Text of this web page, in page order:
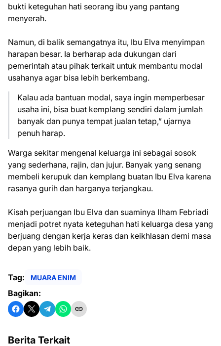
bukti keteguhan hati seorang ibu yang pantang
menyerah.
Namun, di balik semangatnya itu, Ibu Elva menyimpan
harapan besar. Ia berharap ada dukungan dari
pemerintah atau pihak terkait untuk membantu modal
usahanya agar bisa lebih berkembang.
Kalau ada bantuan modal, saya ingin memperbesar
usaha ini, bisa buat kemplang sendiri dalam jumlah
banyak dan punya tempat jualan tetap,” ujarnya
penuh harap.
Warga sekitar mengenal keluarga ini sebagai sosok
yang sederhana, rajin, dan jujur. Banyak yang senang
membeli kerupuk dan kemplang buatan Ibu Elva karena
rasanya gurih dan harganya terjangkau.
Kisah perjuangan Ibu Elva dan suaminya Ilham Febriadi
menjadi potret nyata keteguhan hati keluarga desa yang
berjuang dengan kerja keras dan keikhlasan demi masa
depan yang lebih baik.
Tag: MUARA ENIM
Bagikan:
Berita Terkait